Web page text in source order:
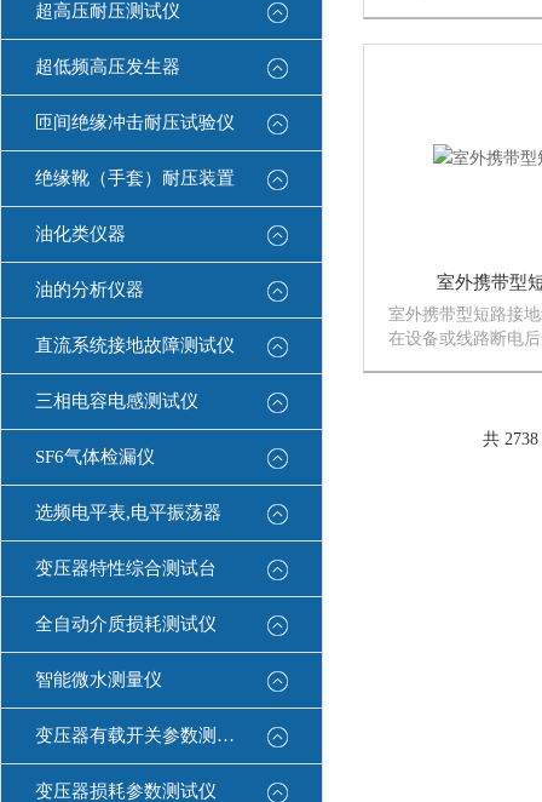
超高压耐压测试仪
超低频高压发生器
匝间绝缘冲击耐压试验仪
绝缘靴（手套）耐压装置
油化类仪器
油的分析仪器
直流系统接地故障测试仪
三相电容电感测试仪
SF6气体检漏仪
选频电平表,电平振荡器
变压器特性综合测试台
全自动介质损耗测试仪
智能微水测量仪
变压器有载开关参数测试仪
变压器损耗参数测试仪
室外携带型
室外携带型短路接
在设备或线路断电
照国家电力行业DL/
共